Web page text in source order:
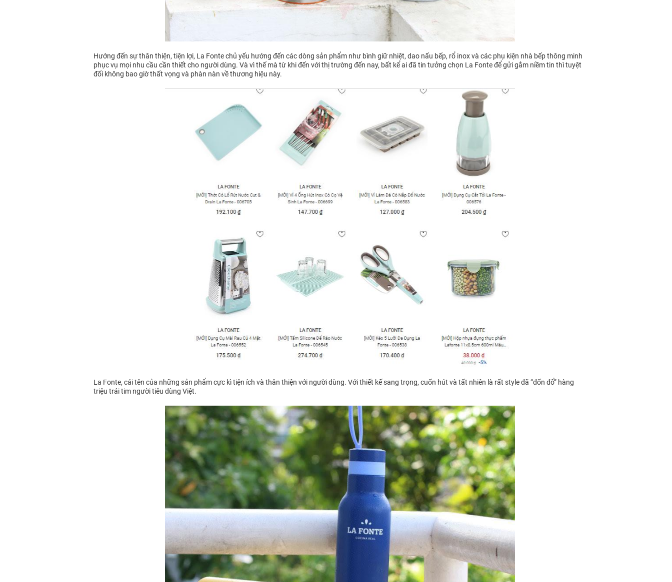
Hướng đến sự thân thiện, tiện lợi, La Fonte chủ yếu hướng đến các dòng sản phẩm như bình giữ nhiệt, dao nấu bếp, rổ inox và các phụ kiện nhà bếp thông minh
phục vụ mọi nhu cầu cần thiết cho người dùng. Và vì thế mà từ khi đến với thị trường đến nay, bất kể ai đã tin tưởng chọn La Fonte để gửi gắm niềm tin thì tuyệt
đối không bao giờ thất vọng và phàn nàn về thương hiệu này.
La Fonte, cái tên của những sản phẩm cực kì tiện ích và thân thiện với người dùng. Với thiết kế sang trọng, cuốn hút và tất nhiên là rất style đã “đốn đổ” hàng
triệu trái tim người tiêu dùng Việt.